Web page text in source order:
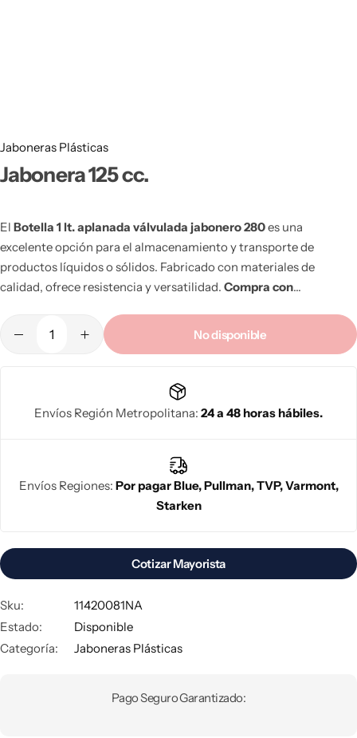
Jaboneras Plásticas
Jabonera 125 cc.
El Botella 1 lt. aplanada válvulada jabonero 280es una
excelente opción para el almacenamiento y transporte de
productos líquidos o sólidos. Fabricado con materiales de
calidad, ofrece resistencia y versatilidad. Compra con
al por mayor
con distribución en todo el país. ¡Cotiza con
No disponible
Envíos Región Metropolitana: 24 a 48 horas hábiles.
Envíos Regiones: Por pagar Blue, Pullman, TVP, Varmont,
Starken
Cotizar Mayorista
Sku:
11420081NA
Estado:
Disponible
Categoría:
Jaboneras Plásticas
Pago Seguro Garantizado:
Botellas PET 3 Litros